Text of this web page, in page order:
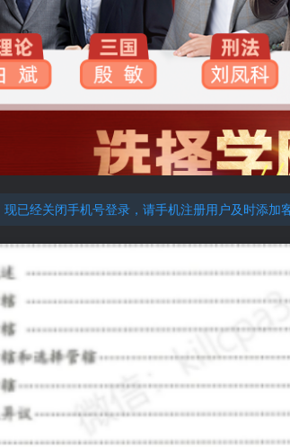
现已经关闭手机号登录，请手机注册用户及时添
机构主观题法考资料，推荐厚大的考点清单，高清
已经关闭手机号登录，请手机注册用户及时添